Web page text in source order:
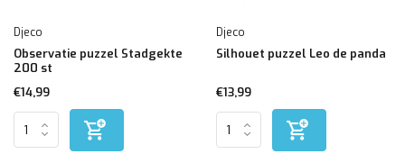
Djeco
Observatie puzzel Stadgekte
200 st
€14,99
Djeco
Silhouet puzzel Leo de panda
€13,99